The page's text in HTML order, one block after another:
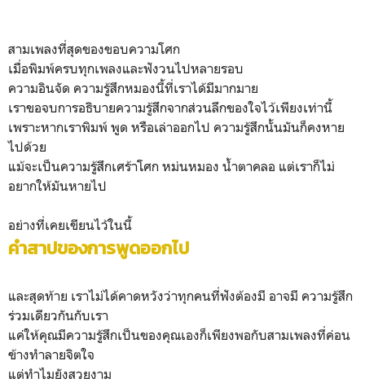
สามเพลงที่สุดของขอบความโศก
เมื่อพิมพ์ครบทุกเพลงและฟังวนไปหลายรอบ
ความอินจัด ความรู้สึกหมองนี้ที่เราได้มีมากมาย
เราขอจบการอธิบายความรู้สึกจากส่วนลึกของใจไว้เพียงเท่านี้
เพราะหากเราพิมพ์ พูด หรือเล่าออกไป ความรู้สึกนั้นมันก็คงหาย
ไปด้วย
แม้จะเป็นความรู้สึกเศร้าโศก หม่นหมอง น้ำตาคลอ แต่เราก็ไม่
อยากให้มันหายไป
อย่างที่เคยเขียนไว้ในนี้
คำสาปของการพูดออกไป
และสุดท้าย เราไม่ได้คาดหวังว่าทุกคนที่ฟังต้องมี อาจมี ความรู้สึก
ร่วมเดียวกันกับเรา
แค่ให้คุณมีความรู้สึกเป็นของคุณเองก็เพียงพอกับสามเพลงที่ค่อน
ข้างทำลายจิตใจ
แต่ทำไมยังสวยงาม